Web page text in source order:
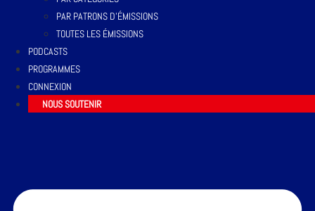
PAR PATRONS D’ÉMISSIONS
TOUTES LES ÉMISSIONS
PODCASTS
PROGRAMMES
CONNEXION
NOUS SOUTENIR